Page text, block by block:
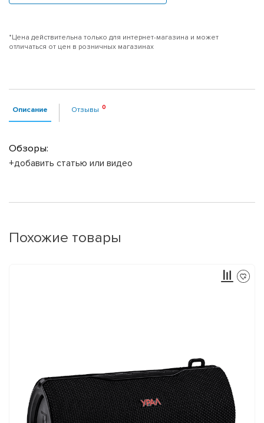
*Цена действительна только для интернет-магазина и может
отличаться от цен в розничных магазинах
Описание Отзывы
Обзоры:
+добавить статью или видео
Похожие товары